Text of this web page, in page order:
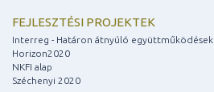
FEJLESZTÉSI PROJEKTEK
Interreg - Határon átnyúló együttműködések
Horizon2020
NKFI alap
Széchenyi 2020